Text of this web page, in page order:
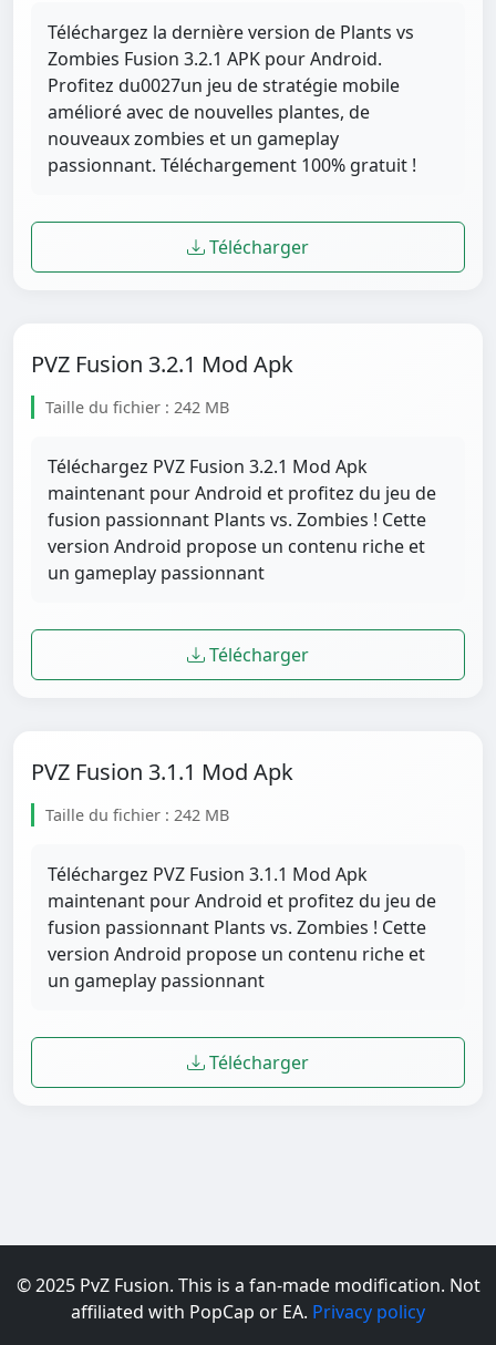
Téléchargez la dernière version de Plants vs
Zombies Fusion 3.2.1 APK pour Android.
Profitez du0027un jeu de stratégie mobile
amélioré avec de nouvelles plantes, de
nouveaux zombies et un gameplay
passionnant. Téléchargement 100% gratuit !
Télécharger
PVZ Fusion 3.2.1 Mod Apk
Taille du fichier : 242 MB
Téléchargez PVZ Fusion 3.2.1 Mod Apk
maintenant pour Android et profitez du jeu de
fusion passionnant Plants vs. Zombies ! Cette
version Android propose un contenu riche et
un gameplay passionnant
Télécharger
PVZ Fusion 3.1.1 Mod Apk
Taille du fichier : 242 MB
Téléchargez PVZ Fusion 3.1.1 Mod Apk
maintenant pour Android et profitez du jeu de
fusion passionnant Plants vs. Zombies ! Cette
version Android propose un contenu riche et
un gameplay passionnant
Télécharger
© 2025 PvZ Fusion. This is a fan-made modification. Not
affiliated with PopCap or EA. Privacy policy